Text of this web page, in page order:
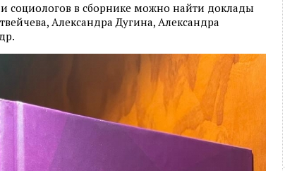
социологов в сборнике можно найти доклады
Александра Дугина, Александра